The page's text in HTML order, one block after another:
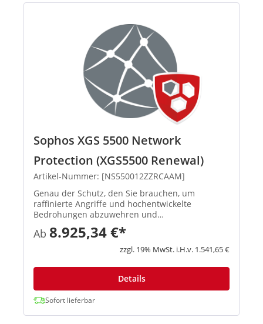
Sophos XGS 5500 Network
Protection (XGS5500 Renewal)
Artikel-Nummer: [NS550012ZZRCAAM]
Genau der Schutz, den Sie brauchen, um
raffinierte Angriffe und hochentwickelte
Bedrohungen abzuwehren und
vertrauenswürdigen Benutzern einen sicheren
Zugriff auf Ihr Netzwerk zu ermöglichen. Next-
Gen Intrusion Prevention System Bietet
Ab 8.925,34 €*
zzgl. 19% MwSt. i.H.v. 1.541,65 €
Details
Sofort lieferbar